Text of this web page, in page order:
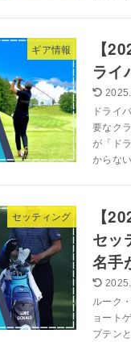
ギア情報
【
ライ
ドライ
要なク
が「ド
からな
セッティング
【
セッ
名手
ルーク
ョート
プテン